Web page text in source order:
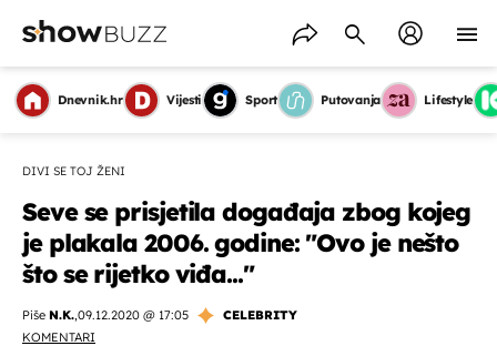
Dnevnik.hr Vijesti Sport Putovanja Lifestyle
DIVI SE TOJ ŽENI
Seve se prisjetila događaja zbog kojeg
je plakala 2006. godine: "Ovo je nešto
što se rijetko viđa..."
Piše N.K.,09.12.2020 @ 17:05
CELEBRITY
KOMENTARI